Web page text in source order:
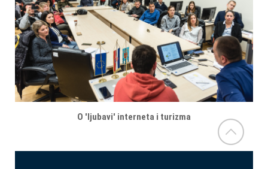
O 'ljubavi' interneta i turizma